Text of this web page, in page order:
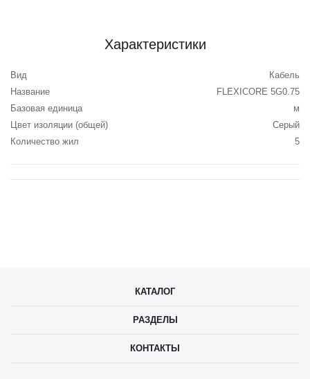
Характеристики
Вид
Кабель
Название
FLEXICORE 5G0.75
Базовая единица
м
Цвет изоляции (общей)
Серый
Количество жил
5
КАТАЛОГ
РАЗДЕЛЫ
КОНТАКТЫ